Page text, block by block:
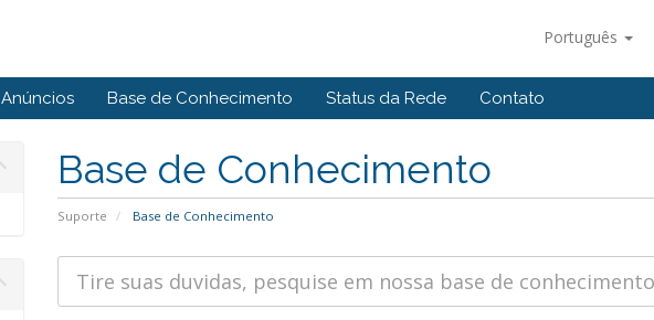
Português
Anúncios Base de Conhecimento Status da Rede Contato
Base de Conhecimento
Suporte Base de Conhecimento